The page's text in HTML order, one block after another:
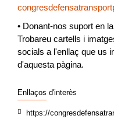
• Donant-nos suport en
Trobareu cartells i
socials a l'enllaç que us
d'aquesta pàgina.
Enllaços d'interès
https://